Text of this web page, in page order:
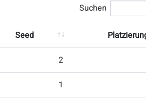
Suchen
Seed
2
1